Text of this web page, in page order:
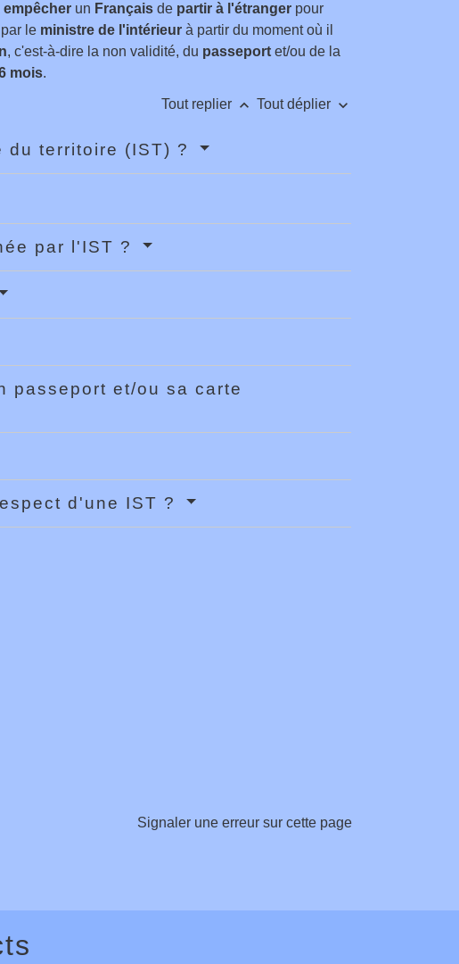
empêcherun Françaisde partir à l'étrangerpour
le ministre de l'intérieurà partir du moment où il
, c'est-à-dire la non validité, du passeportet/ou de la
mois.
Tout replier keyboard_arrow_up Tout déplier keyboard_arrow_down
du territoire (IST) ?
par l'IST ?
passeport et/ou sa carte
d'une IST ?
Signaler une erreur sur cette page